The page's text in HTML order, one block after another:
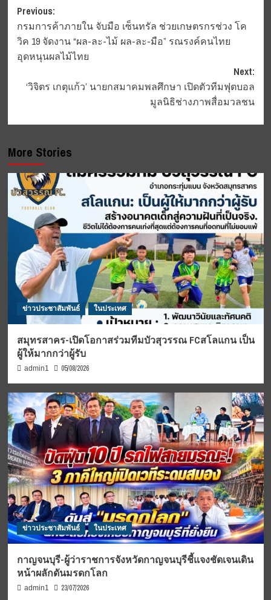
Post
navigation
Previous:
กรมการค้าภายใน จับมือ เซ็นทรัล ช่วยเกษตรกรช่วง โค
วิค 19 จัดงาน “ผล-ละ-ไม้ ผล-ละ-มือ” รณรงค์คนไทย
อุดหนุนผลไม้ไทย
Next:
‘วิจิตร เกตุแก้ว’ นายกสมาคมพลศึกษา เปิดตัวทีมฟุตบอล
มูลนิธิช่างภาพสื่อมวลชน
More Stories
ข่าวประชาสัมพันธ์ ในประเทศ
สมุทรสาคร-เปิดโอกาสร่วมทีมบัวสุวรรณ FCสโลแกน เป็น
ผู้ให้มากกว่าผู้รับ
admin1 05/08/2026
ข่าวประชาสัมพันธ์ ในประเทศ
กาญจนบุรี-ผู้ว่าราชการจังหวัดกาญจนบุรีชี้แจงชัดเจนเดิน
หน้าผลักดันมรดกโลก
admin1 23/07/2026